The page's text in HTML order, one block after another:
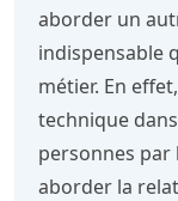
aborder un
indispensable
métier. En
technique
personnes par
aborder la